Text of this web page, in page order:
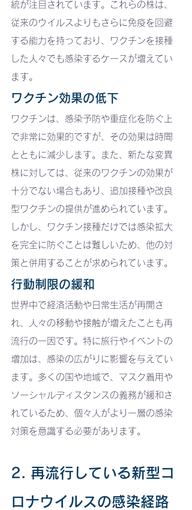
統が注目されています。これらの株は、
従来のウイルスよりもさらに免疫を回避
する能力を持っており、ワクチンを接種
した人々でも感染するケースが増えてい
ます。
ワクチン効果の低下
ワクチンは、感染予防や重症化を防ぐ上
で非常に効果的ですが、その効果は時間
とともに減少します。また、新たな変異
株に対しては、従来のワクチンの効果が
十分でない場合もあり、追加接種や改良
型ワクチンの提供が進められています。
しかし、ワクチン接種だけでは感染拡大
を完全に防ぐことは難しいため、他の対
策と併用することが求められています。
行動制限の緩和
世界中で経済活動や日常生活が再開さ
れ、人々の移動や接触が増えたことも再
流行の一因です。特に旅行やイベントの
増加は、感染の広がりに影響を与えてい
ます。多くの国や地域で、マスク着用や
ソーシャルディスタンスの義務が緩和さ
れているため、個々人がより一層の感染
対策を意識する必要があります。
2. 再流行している新型コ
ロナウイルスの感染経路